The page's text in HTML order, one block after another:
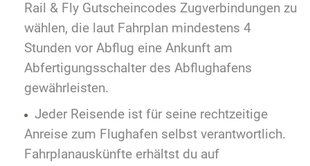
Rail & Fly Gutscheincodes Zugverbindungen zu
wählen, die laut Fahrplan mindestens 4
Stunden vor Abflug eine Ankunft am
Abfertigungsschalter des Abflughafens
gewährleisten.
Jeder Reisende ist für seine rechtzeitige
Anreise zum Flughafen selbst verantwortlich.
Fahrplanauskünfte erhältst du auf